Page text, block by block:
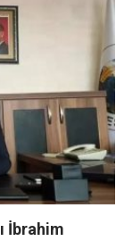
İbrahim